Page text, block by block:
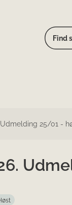
Find
Udmelding 25/01 -